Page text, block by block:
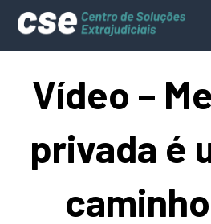
Vídeo –
privada é